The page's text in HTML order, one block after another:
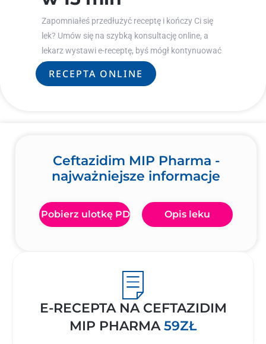
Zapomniałeś przedłużyć receptę i kończy Ci się
lek? Umów się na szybką konsultację online, a
lekarz wystawi e-receptę, byś mógł kontynuować
leczenie.
RECEPTA ONLINE
Ceftazidim MIP Pharma -
najważniejsze informacje
Pobierz ulotkę PDF Opis leku
E-RECEPTA NA CEFTAZIDIM
MIP PHARMA59ZŁ